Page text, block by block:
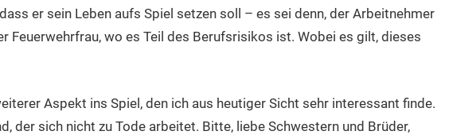
er sein Leben aufs Spiel setzen soll – es sei denn, der Arbeitnehmer
Feuerwehrfrau, wo es Teil des Berufsrisikos ist. Wobei es gilt, dieses
Aspekt ins Spiel, den ich aus heutiger Sicht sehr interessant finde.
der sich nicht zu Tode arbeitet. Bitte, liebe Schwestern und Brüder,